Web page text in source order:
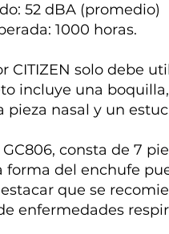
52 dBA (promedio)
1000 horas.
CITIZEN solo debe
incluye una
pieza nasal y un
consta de 7
forma del enchufe
que se
enfermedades